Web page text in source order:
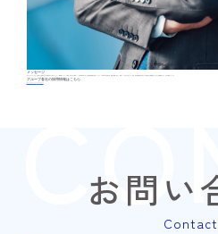
メッセージ
グループ各社の採用情報はこちら
お問い